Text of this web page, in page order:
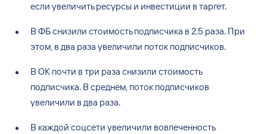
если увеличить ресурсы и инвестиции в таргет.
В ФБснизили стоимость подписчика в 2.5 раза. При
этом, в два раза увеличили поток подписчиков.
В ОК почти в три раза снизили стоимость
подписчика. В среднем, поток подписчиков
увеличили в два раза.
В каждой соцсети увеличили вовлеченность